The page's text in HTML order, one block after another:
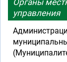
Органы
управления